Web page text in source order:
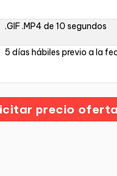
.GIF .MP4 de 10 segundos
5 días hábiles previo a la
precio oferta